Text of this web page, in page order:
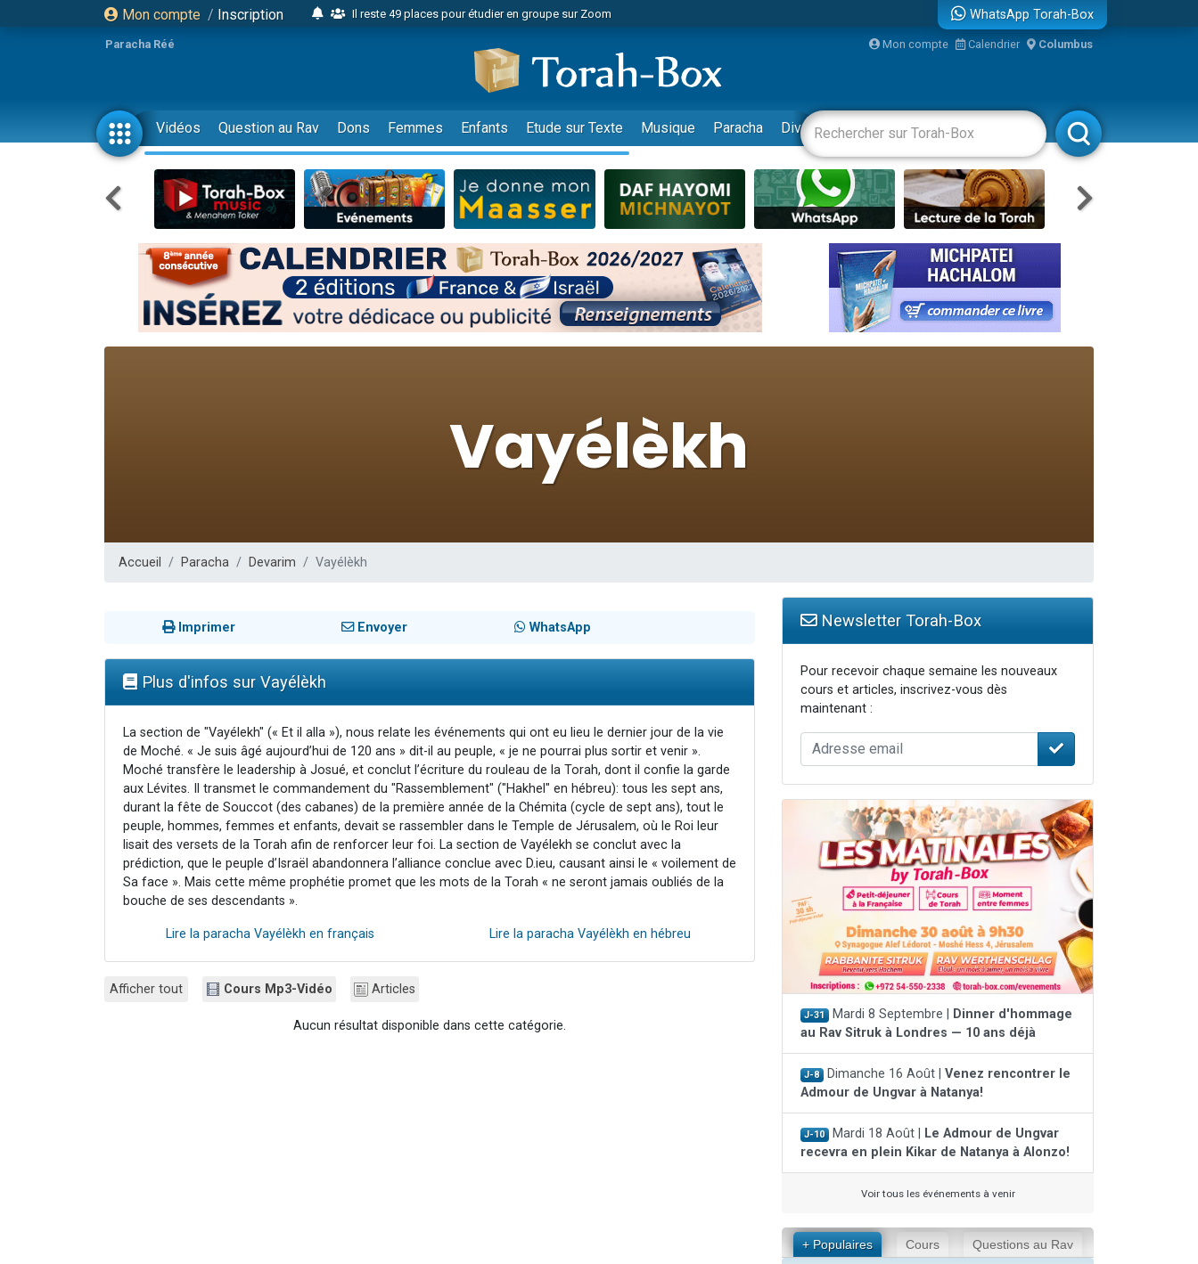
Mon compte / Inscription
Il reste 49 places pour étudier en groupe sur Zoom
2 personnes viennent de nous rejoindre sur WhatsApp
6 personnes viennent de nous rejoindre sur WhatsApp
4 personnes viennent de faire un don pour Reloger Rivka, 6 enfants, victime de violences...
2 personnes viennent de faire un don pour 1 Journée de Vacances Pour les Enfants
17 personnes viennent de demander une bénédiction
4 personnes viennent de nous rejoindre sur WhatsApp
Il reste 49 places pour étudier en groupe sur Zoom
Eva vient de donner son Maasser
4 personnes viennent de nous rejoindre sur WhatsApp
3 personnes viennent de nous rejoindre sur WhatsApp
Odaya vient de donner son Maasser
13 personnes viennent de demander une bénédiction
30 personnes viennent de faire un don pour Sauvez la jambe de Yohan
Il reste 49 places pour étudier en groupe sur Zoom
WhatsApp Torah-Box
Paracha Réé Mon compte Calendrier Columbus
Vidéos Question au Rav Dons Femmes Enfants Etude sur Texte Musique Paracha Divertissements Livres Rabbanim
Accueil Paracha Devarim Vayélèkh
Imprimer Envoyer WhatsApp
Plus d'infos sur Vayélèkh
La section de "Vayélekh" (« Et il alla »), nous relate les événements qui ont eu lieu le dernier jour de la vie
de Moché. « Je suis âgé aujourd’hui de 120 ans » dit-il au peuple, « je ne pourrai plus sortir et venir ».
Moché transfère le leadership à Josué, et conclut l’écriture du rouleau de la Torah, dont il confie la garde
aux Lévites. Il transmet le commandement du "Rassemblement" ("Hakhel" en hébreu): tous les sept ans,
durant la fête de Souccot (des cabanes) de la première année de la Chémita (cycle de sept ans), tout le
peuple, hommes, femmes et enfants, devait se rassembler dans le Temple de Jérusalem, où le Roi leur
lisait des versets de la Torah afin de renforcer leur foi. La section de Vayélekh se conclut avec la
prédiction, que le peuple d’Israël abandonnera l’alliance conclue avec D.ieu, causant ainsi le « voilement de
Sa face ». Mais cette même prophétie promet que les mots de la Torah « ne seront jamais oubliés de la
bouche de ses descendants ».
Lire la paracha Vayélèkh en français Lire la paracha Vayélèkh en hébreu
Afficher tout Cours Mp3-Vidéo Articles
Aucun résultat disponible dans cette catégorie.
Newsletter Torah-Box
Pour recevoir chaque semaine les nouveaux
cours et articles, inscrivez-vous dès
maintenant :
J-31 Mardi 8 Septembre |
Dinner d'hommage
au Rav Sitruk à Londres — 10 ans déjà
J-8 Dimanche 16 Août | Venez rencontrer le
Admour de Ungvar à Natanya!
J-10 Mardi 18 Août |
Le Admour de Ungvar
recevra en plein Kikar de Natanya à Alonzo!
Voir tous les événements à venir
+ Populaires Cours Questions au Rav